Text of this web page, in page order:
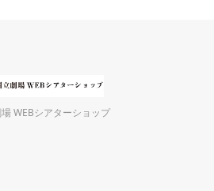
WEBシアターショップ